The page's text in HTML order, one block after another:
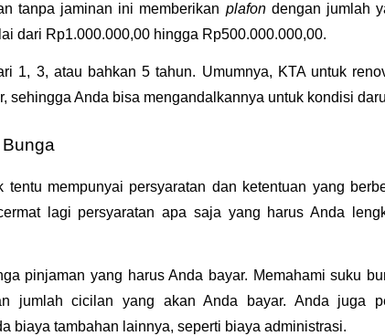
tanpa jaminan ini memberikan plafon dengan jumlah
dari Rp1.000.000,00 hingga Rp500.000.000,00.
1, 3, atau bahkan 5 tahun. Umumnya, KTA untuk
sehingga Anda bisa mengandalkannya untuk kondisi
mempunyai persyaratan dan ketentuan yang
lagi persyaratan apa saja yang harus Anda
pinjaman yang harus Anda bayar. Memahami suku
jumlah cicilan yang akan Anda bayar. Anda juga
biaya tambahan lainnya, seperti biaya administrasi.